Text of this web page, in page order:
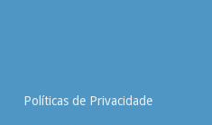
Políticas de Privacidade